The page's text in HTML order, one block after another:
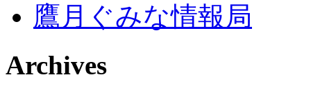
鷹月ぐみな情報局
Archives